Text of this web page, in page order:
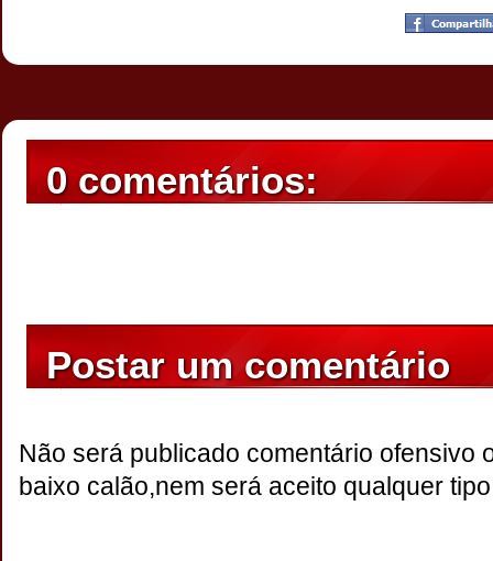
22:07
0 comentários:
Postar um comentário
Não será publicado comentário ofensivo
baixo calão,nem será aceito qualquer